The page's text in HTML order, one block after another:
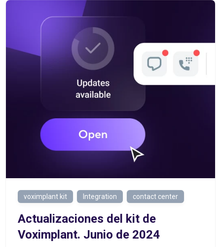
voximplant kit Integration contact center
Actualizaciones del kit de
Voximplant. Junio de 2024